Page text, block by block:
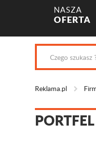
NASZA
OFERTA
Reklama.pl